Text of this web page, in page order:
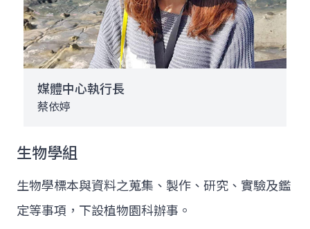
媒體中心執行長
蔡依婷
生物學組
生物學標本與資料之蒐集、製作、研究、實驗及鑑
定等事項，下設植物園科辦事。